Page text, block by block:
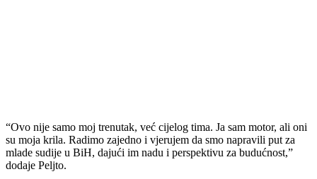
“Ovo nije samo moj trenutak, već cijelog tima. Ja sam motor, ali oni
su moja krila. Radimo zajedno i vjerujem da smo napravili put za
mlade sudije u BiH, dajući im nadu i perspektivu za budućnost,”
dodaje Peljto.